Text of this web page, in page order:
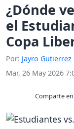
¿Dónde
el
Copa
Por: Jayro Gutierrez
Mar, 26 May 2026
Comparte